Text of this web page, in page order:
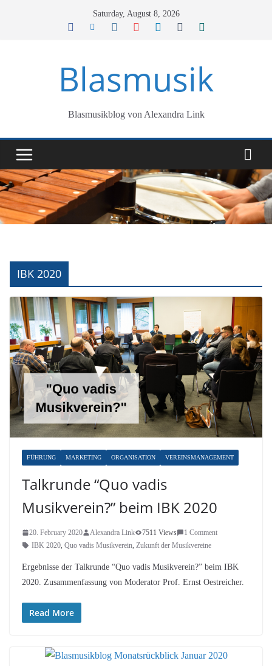
Saturday, August 8, 2026
Blasmusik
Blasmusikblog von Alexandra Link
IBK 2020
FÜHRUNG MARKETING ORGANISATION VEREINSMANAGEMENT
Talkrunde “Quo vadis
Musikverein?” beim IBK 2020
20. February 2020 Alexandra Link 7511 Views
1 Comment
IBK 2020, Quo vadis Musikverein, Zukunft der Musikvereine
Ergebnisse der Talkrunde “Quo vadis Musikverein?” beim IBK
2020. Zusammenfassung von Moderator Prof. Ernst Oestreicher.
Read More